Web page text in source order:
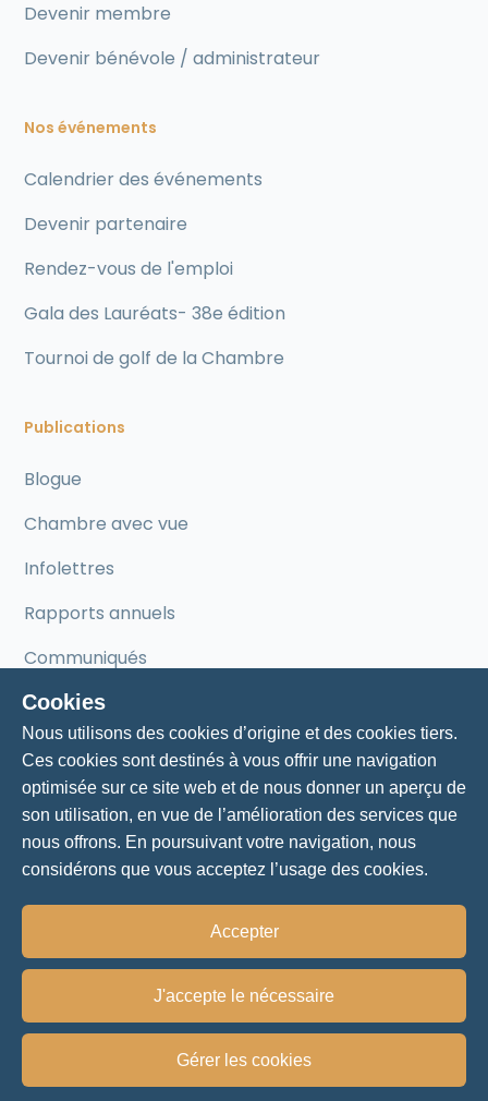
Devenir membre
Devenir bénévole / administrateur
Nos événements
Calendrier des événements
Devenir partenaire
Rendez-vous de l'emploi
Gala des Lauréats- 38e édition
Tournoi de golf de la Chambre
Publications
Blogue
Chambre avec vue
Infolettres
Rapports annuels
Communiqués
Mentorat
Mentorat pour entrepreneurs
Nos mentors
© 2024 - Chambre de commerce et d'industrie Lac-
Politique de vie privée
Cookies
Nous utilisons des cookies d’origine et des cookies tiers.
Ces cookies sont destinés à vous offrir une navigation
optimisée sur ce site web et de nous donner un aperçu de
son utilisation, en vue de l’amélioration des services que
nous offrons. En poursuivant votre navigation, nous
considérons que vous acceptez l’usage des cookies.
Accepter
J'accepte le nécessaire
Gérer les cookies